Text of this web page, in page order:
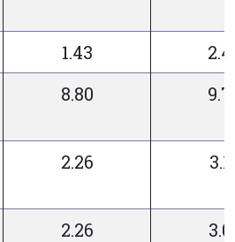
1.43
8.80
2.26
2.26